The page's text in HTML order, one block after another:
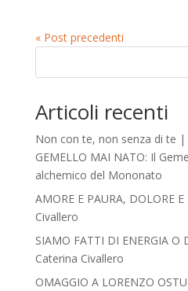
« Post precedenti
Articoli recenti
Non con te, non senza di te
GEMELLO MAI NATO: Il
alchemico del Mononato
AMORE E PAURA, DOLORE
Civallero
SIAMO FATTI DI ENERGIA O
Caterina Civallero
OMAGGIO A LORENZO